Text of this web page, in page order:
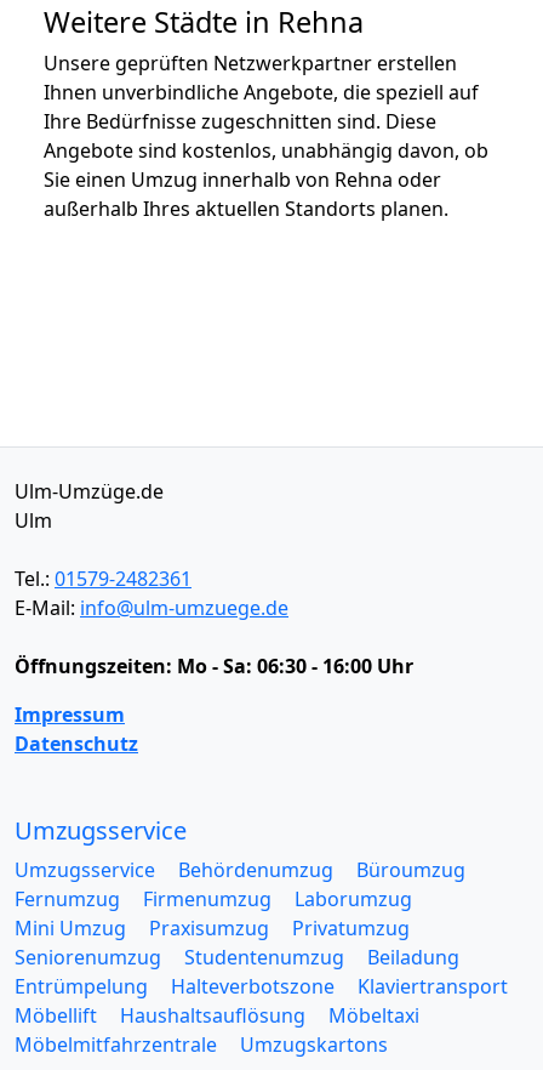
Weitere Städte in Rehna
Unsere geprüften Netzwerkpartner erstellen
Ihnen unverbindliche Angebote, die speziell auf
Ihre Bedürfnisse zugeschnitten sind. Diese
Angebote sind kostenlos, unabhängig davon, ob
Sie einen Umzug innerhalb von Rehna oder
außerhalb Ihres aktuellen Standorts planen.
Ulm-Umzüge.de
Ulm
Tel.: 01579-2482361
E-Mail: info@ulm-umzuege.de
Öffnungszeiten: Mo - Sa: 06:30 - 16:00 Uhr
Impressum
Datenschutz
Umzugsservice
Umzugsservice Behördenumzug
Büroumzug
Fernumzug
Firmenumzug
Laborumzug
Mini Umzug
Praxisumzug
Privatumzug
Seniorenumzug
Studentenumzug
Beiladung
Entrümpelung
Halteverbotszone
Klaviertransport
Möbellift
Haushaltsauflösung
Möbeltaxi
Möbelmitfahrzentrale
Umzugskartons